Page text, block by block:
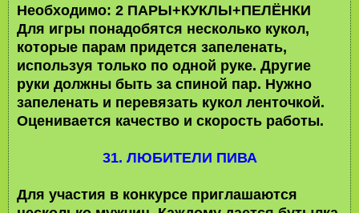
Необходимо: 2 ПАРЫ+КУКЛЫ+ПЕЛЁНКИ
Для игры понадобятся несколько кукол,
которые парам придется запеленать,
используя только по одной руке. Другие
руки должны быть за спиной пар. Нужно
запеленать и перевязать кукол ленточкой.
Оценивается качество и скорость работы.
31. ЛЮБИТЕЛИ ПИВА
Для участия в конкурсе приглашаются